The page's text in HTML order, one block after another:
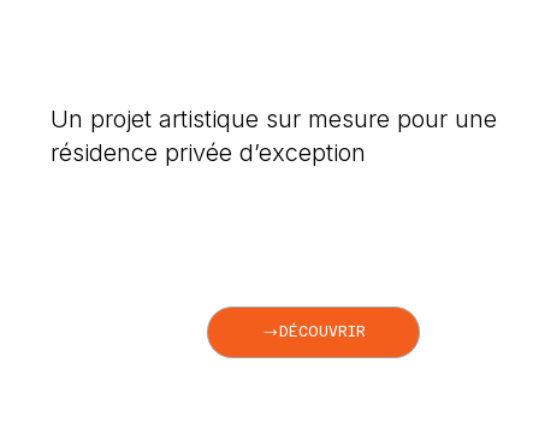
Un projet artistique sur mesure pour une
résidence privée d’exception